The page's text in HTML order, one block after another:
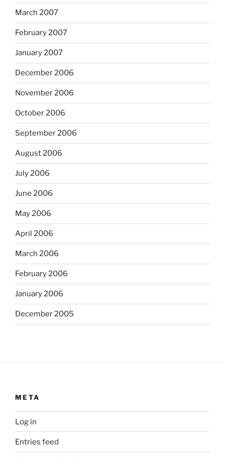
March 2007
February 2007
January 2007
December 2006
November 2006
October 2006
September 2006
August 2006
July 2006
June 2006
May 2006
April 2006
March 2006
February 2006
January 2006
December 2005
META
Log in
Entries feed